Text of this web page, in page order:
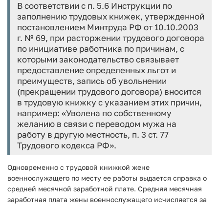
В соответствии с п. 5.6 Инструкции по
заполнению трудовых книжек, утвержденной
постановлением Минтруда РФ от 10.10.2003
г. № 69, при расторжении трудового договора
по инициативе работника по причинам, с
которыми законодательство связывает
предоставление определенных льгот и
преимуществ, запись об увольнении
(прекращении трудового договора) вносится
в трудовую книжку с указанием этих причин,
например: «Уволена по собственному
желанию в связи с переводом мужа на
работу в другую местность, п. 3 ст. 77
Трудового кодекса РФ».
Одновременно с трудовой книжкой жене
военнослужащего по месту ее работы выдается справка о
средней месячной заработной плате. Средняя месячная
заработная плата жены военнослужащего исчисляется за